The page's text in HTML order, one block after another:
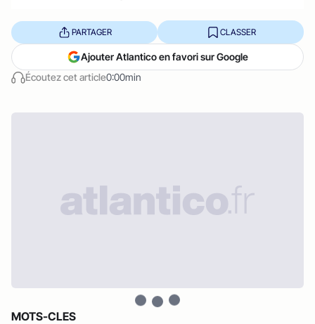
Écoutez cet article0:00min
PARTAGER CLASSER
Ajouter Atlantico en favori sur Google
MOTS-CLES